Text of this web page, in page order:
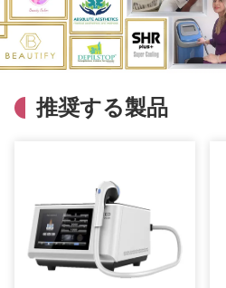
推奨する製品